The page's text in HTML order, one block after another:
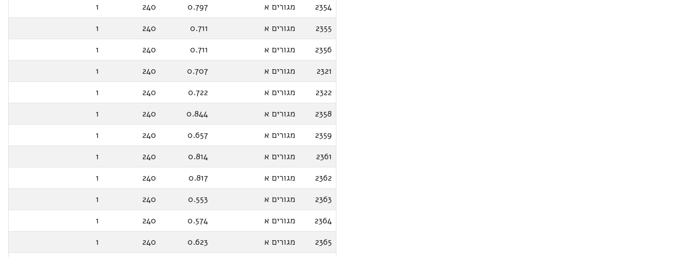
2354
מגורים א 0.797
240
1
2355
מגורים א 0.711
240
1
2356
מגורים א 0.711
240
1
2321
מגורים א 0.707
240
1
2322
מגורים א 0.722
240
1
2358
מגורים א 0.844
240
1
2359
מגורים א 0.657
240
1
2361
מגורים א 0.814
240
1
2362
מגורים א 0.817
240
1
2363
מגורים א 0.553
240
1
2364
מגורים א 0.574
240
1
2365
מגורים א 0.623
240
1